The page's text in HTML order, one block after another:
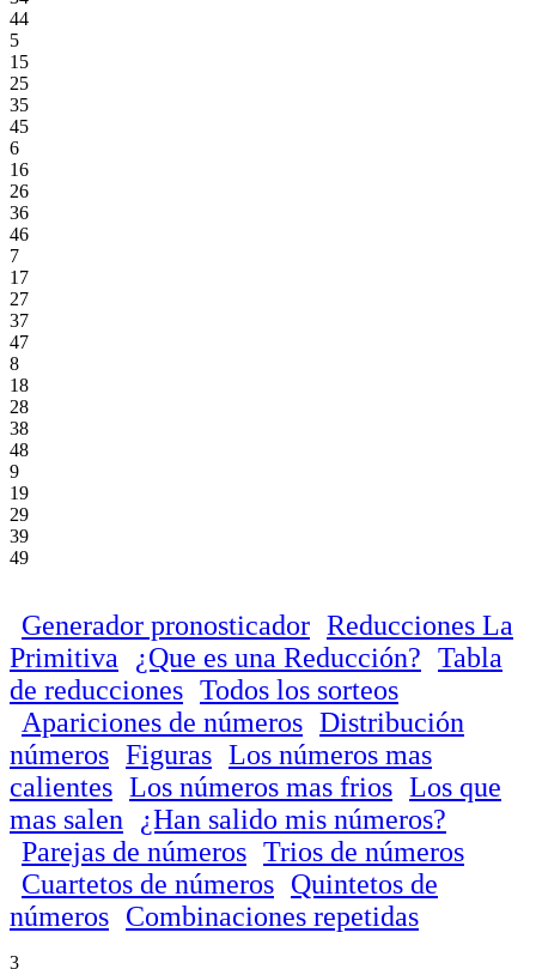
44
5
15
25
35
45
6
16
26
36
46
7
17
27
37
47
8
18
28
38
48
9
19
29
39
49
Generador pronosticador Reducciones La
Primitiva
¿Que es una Reducción? Tabla
de reducciones Todos los sorteos
Apariciones de números Distribución
números Figuras Los números mas
calientes Los números mas frios Los que
mas salen
¿Han salido mis números?
Parejas de números Trios de números
Cuartetos de números Quintetos de
números Combinaciones repetidas
3